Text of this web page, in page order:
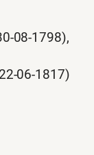
08-1798),
06-1817)